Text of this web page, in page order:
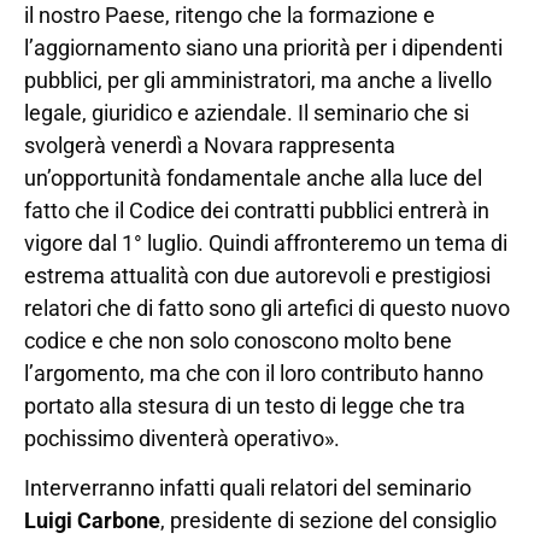
il nostro Paese, ritengo che la formazione e
l’aggiornamento siano una priorità per i dipendenti
pubblici, per gli amministratori, ma anche a livello
legale, giuridico e aziendale. Il seminario che si
svolgerà venerdì a Novara rappresenta
un’opportunità fondamentale anche alla luce del
fatto che il Codice dei contratti pubblici entrerà in
vigore dal 1° luglio. Quindi affronteremo un tema di
estrema attualità con due autorevoli e prestigiosi
relatori che di fatto sono gli artefici di questo nuovo
codice e che non solo conoscono molto bene
l’argomento, ma che con il loro contributo hanno
portato alla stesura di un testo di legge che tra
pochissimo diventerà operativo».
Interverranno infatti quali relatori del seminario
Luigi Carbone, presidente di sezione del consiglio